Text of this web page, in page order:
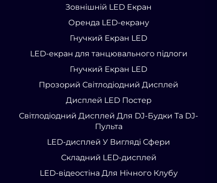
Зовнішній LED Екран
Оренда LED-екрану
Гнучкий Екран LED
LED-екран для танцювального підлоги
Гнучкий Екран LED
Прозорий Світлодіодний Дисплей
Дисплей LED Постер
Світлодіодний Дисплей Для DJ-Будки Та DJ-
Пульта
LED-дисплей У Вигляді Сфери
Складний LED-дисплей
LED-відеостіна Для Нічного Клубу